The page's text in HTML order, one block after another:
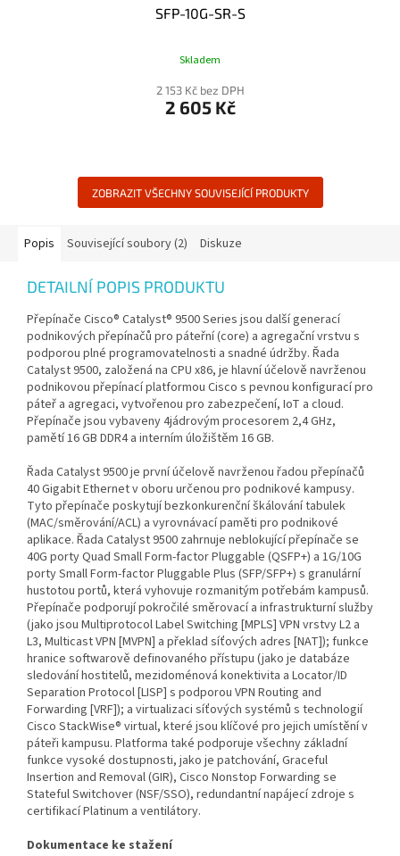
SFP-10G-SR-S
Skladem
2 153 Kč bez DPH
2 605 Kč
ZOBRAZIT VŠECHNY SOUVISEJÍCÍ PRODUKTY
Popis Související soubory (2) Diskuze
DETAILNÍ POPIS PRODUKTU
Přepínače Cisco® Catalyst® 9500 Series jsou další generací
podnikových přepínačů pro páteřní (core) a agregační vrstvu s
podporou plné programovatelnosti a snadné údržby. Řada
Catalyst 9500, založená na CPU x86, je hlavní účelově navrženou
podnikovou přepínací platformou Cisco s pevnou konfigurací pro
páteř a agregaci, vytvořenou pro zabezpečení, IoT a cloud.
Přepínače jsou vybaveny 4jádrovým procesorem 2,4 GHz,
pamětí 16 GB DDR4 a interním úložištěm 16 GB.
Řada Catalyst 9500 je první účelově navrženou řadou přepínačů
40 Gigabit Ethernet v oboru určenou pro podnikové kampusy.
Tyto přepínače poskytují bezkonkurenční škálování tabulek
(MAC/směrování/ACL) a vyrovnávací paměti pro podnikové
aplikace. Řada Catalyst 9500 zahrnuje neblokující přepínače se
40G porty Quad Small Form-factor Pluggable (QSFP+) a 1G/10G
porty Small Form-factor Pluggable Plus (SFP/SFP+) s granulární
hustotou portů, která vyhovuje rozmanitým potřebám kampusů.
Přepínače podporují pokročilé směrovací a infrastrukturní služby
(jako jsou Multiprotocol Label Switching [MPLS] VPN vrstvy L2 a
L3, Multicast VPN [MVPN] a překlad síťových adres [NAT]); funkce
hranice softwarově definovaného přístupu (jako je databáze
sledování hostitelů, mezidoménová konektivita a Locator/ID
Separation Protocol [LISP] s podporou VPN Routing and
Forwarding [VRF]); a virtualizaci síťových systémů s technologií
Cisco StackWise® virtual, které jsou klíčové pro jejich umístění v
páteři kampusu. Platforma také podporuje všechny základní
funkce vysoké dostupnosti, jako je patchování, Graceful
Insertion and Removal (GIR), Cisco Nonstop Forwarding se
Stateful Switchover (NSF/SSO), redundantní napájecí zdroje s
certifikací Platinum a ventilátory.
Dokumentace ke stažení